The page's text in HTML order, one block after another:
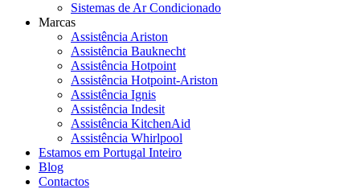
Sistemas de Ar Condicionado
Marcas
Assistência Ariston
Assistência Bauknecht
Assistência Hotpoint
Assistência Hotpoint-Ariston
Assistência Ignis
Assistência Indesit
Assistência KitchenAid
Assistência Whirlpool
Estamos em Portugal Inteiro
Blog
Contactos